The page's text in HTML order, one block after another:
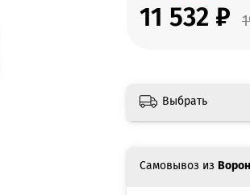
11 532 ₽
Самовывоз из
Выбрать